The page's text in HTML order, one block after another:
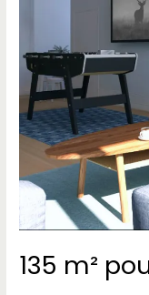
135 m²